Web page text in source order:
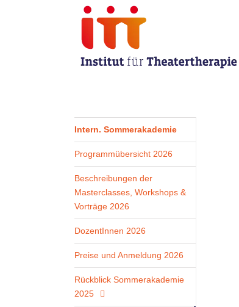
Intern. Sommerakademie
Programmübersicht 2026
Beschreibungen der
Masterclasses, Workshops &
Vorträge 2026
DozentInnen 2026
Preise und Anmeldung 2026
Rückblick Sommerakademie
2025